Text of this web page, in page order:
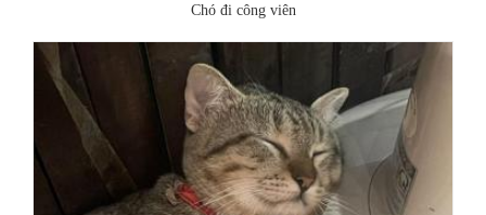
Chó đi công viên